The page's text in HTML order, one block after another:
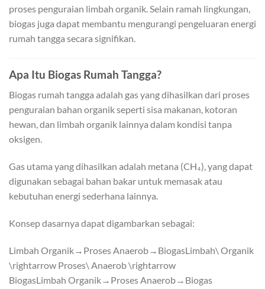
proses penguraian limbah organik. Selain ramah lingkungan,
biogas juga dapat membantu mengurangi pengeluaran energi
rumah tangga secara signifikan.
Apa Itu Biogas Rumah Tangga?
Biogas rumah tangga adalah gas yang dihasilkan dari proses
penguraian bahan organik seperti sisa makanan, kotoran
hewan, dan limbah organik lainnya dalam kondisi tanpa
oksigen.
Gas utama yang dihasilkan adalah metana (CH₄), yang dapat
digunakan sebagai bahan bakar untuk memasak atau
kebutuhan energi sederhana lainnya.
Konsep dasarnya dapat digambarkan sebagai:
Limbah Organik→Proses Anaerob→BiogasLimbah\ Organik
\rightarrow Proses\ Anaerob \rightarrow
BiogasL imbah Organik→ Proses Anaerob→ Biogas